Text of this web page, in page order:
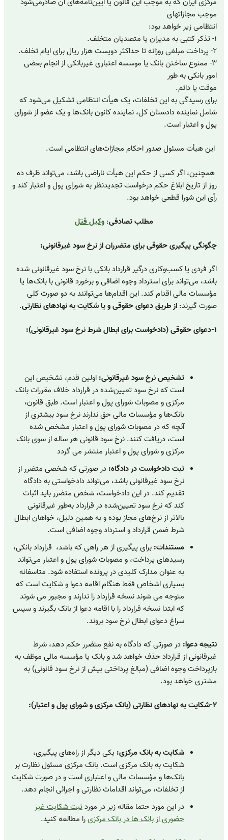
موجب مجازاتهای
انتظامی زیر خواهد بود:
۱- تذکر کتبی به مدیران یا متصدیان متخلف.
۲- پرداخت مبلغی روزانه تا حداکثر دویست هزار ریال برای ایام تخلف.
۳- ممنوع ساختن بانک یا موسسه اعتباری غیربانکی از انجام بعضی
امور بانکی به طور
موقت یا دائم.
برای رسیدگی به این تخلفات، یک هیأت انتظامی تشکیل می‌شود که
شامل نماینده دادستان کل، نماینده کانون بانک‌ها و یک عضو از شورای
پول و اعتبار است.
این هیأت مسئول صدور احکام مجازات‌های انتظامی است.
همچنین، اگر کسی از حکم این هیأت ناراضی باشد، می‌تواند ظرف ده
روز از تاریخ ابلاغ حکم درخواست تجدیدنظر به شورای پول و اعتبار کند و
رأی این شورا قطعی خواهد بود.
مطلب تصادفی: وکیل قتل
چگونگی پیگیری حقوقی برای متضرران از نرخ سود غیرقانونی:
اگر فردی یا کسب‌وکاری درگیر قرارداد بانکی با نرخ سود غیرقانونی شده
باشد، می‌تواند برای استرداد وجوه اضافی و برخورد قانونی با بانک‌ها یا
مؤسسات مالی اقدام کند. این اقدام‌ها می‌توانند به دو صورت کلی
صورت گیرند:از طریق دعوای حقوقی و یا شکایت به نهادهای نظارتی.
۱-دعوای حقوقی (دادخواست برای ابطال شرط نرخ سود غیرقانونی):
تشخیص نرخ سود غیرقانونی: اولین قدم، تشخیص این
است که نرخ سود تعیین‌شده در قرارداد خلاف مقررات بانک
مرکزی و مصوبات شورای پول و اعتبار است. طبق قانون،
بانک‌ها و مؤسسات مالی حق ندارند نرخ سود بیشتری از
آنچه که در مصوبات شورای پول و اعتبار مشخص شده
است، دریافت کنند. نرخ سود قانونی هر ساله از سوی بانک
مرکزی و شورای پول و اعتبار منتشر می گردد
ثبت دادخواست در دادگاه: در صورتی که شخصی متضرر از
نرخ سود غیرقانونی باشد، می‌تواند دادخواستی به دادگاه
تقدیم کند. در این دادخواست، شخص متضرر باید اثبات
کند که نرخ سود تعیین‌شده در قرارداد به‌طور غیرقانونی
بالاتر از نرخ‌های مجاز بوده و به همین دلیل، خواهان ابطال
شرط ضمن قرارداد و استرداد وجوه اضافی است.
مستندات: برای پیگیری از هر راهی که باشد، قرارداد بانکی،
رسیدهای پرداخت، و مصوبات شورای پول و اعتبار می‌تواند
به عنوان مدارک کلیدی در پرونده استفاده شود. متاسفانه
بسیاری اشخاص فقط هنگام اقامه دعوا و شکایت است که
متوجه می شوند نسخه قرارداد را ندارند و مجبور می شوند
که ابتدا نسخه قرارداد را با اقامه دعوا از بانک بگیرند و سپس
سراغ دعوای ابطال نرخ سود بروند.
نتیجه دعوا: در صورتی که دادگاه به نفع متضرر حکم دهد، شرط
غیرقانونی از قرارداد حذف خواهد شد و بانک یا مؤسسه مالی موظف به
بازپرداخت وجوه اضافی (مبالغ پرداختی بیش از نرخ سود قانونی) به
مشتری خواهد بود.
۲-شکایت به نهادهای نظارتی (بانک مرکزی و شورای پول و اعتبار):
شکایت به بانک مرکزی: یکی دیگر از راه‌های پیگیری،
شکایت به بانک مرکزی است. بانک مرکزی مسئول نظارت بر
بانک‌ها و مؤسسات مالی و اعتباری است و در صورت شکایت
از تخلفات، می‌تواند اقدامات نظارتی و اجرائی انجام دهد.
در این مورد حتما مقاله زیر در موردثبت شکایت غیر
حضوری از بانک ها در بانک مرکزیرا مطالعه کنید.